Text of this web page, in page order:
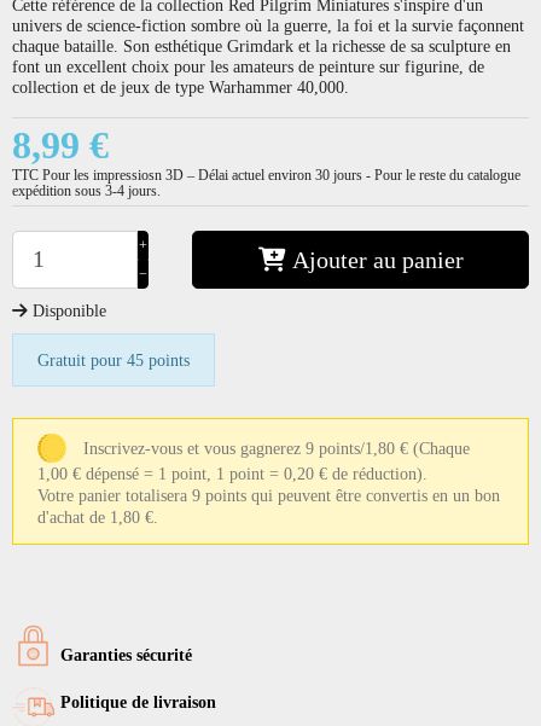
Cette référence de la collection Red Pilgrim Miniatures s'inspire d'un
univers de science-fiction sombre où la guerre, la foi et la survie façonnent
chaque bataille. Son esthétique Grimdark et la richesse de sa sculpture en
font un excellent choix pour les amateurs de peinture sur figurine, de
collection et de jeux de type Warhammer 40,000.
8,99 €
TTC Pour les impressiosn 3D – Délai actuel environ 30 jours - Pour le reste du catalogue
expédition sous 3-4 jours.
+
−
Ajouter au panier
Disponible
Gratuit pour 45 points
Inscrivez-vous et vous gagnerez 9 points/1,80 € (Chaque
1,00 € dépensé = 1 point, 1 point = 0,20 € de réduction).
Votre panier totalisera 9 points qui peuvent être convertis en un bon
d'achat de 1,80 €.
Garanties sécurité
Politique de livraison